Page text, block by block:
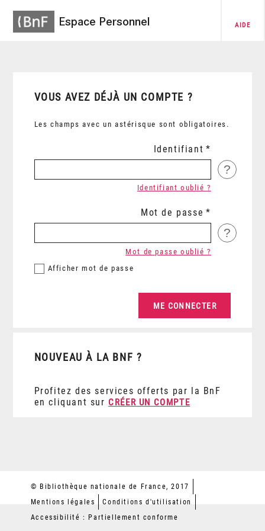
Espace Personnel AIDE
VOUS AVEZ DÉJÀ UN COMPTE ?
Les champs avec un astérisque sont obligatoires.
Identifiant
?
Identifiant oublié ?
Mot de passe
?
Afficher mot de passe
Mot de passe oublié ?
NOUVEAU À LA BNF ?
Profitez des services offerts par la BnF
en cliquant sur CRÉER UN COMPTE
© Bibliothèque nationale de France, 2017
Mentions légales
Conditions d'utilisation
Accessibilité : Partiellement conforme